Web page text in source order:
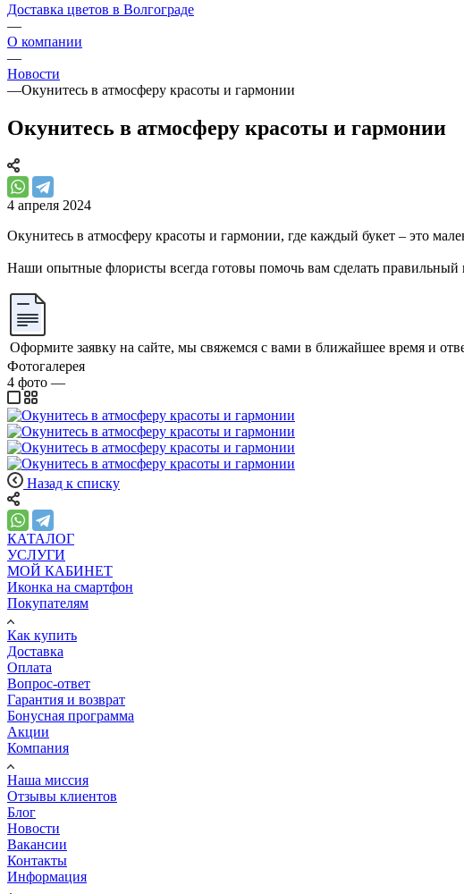
Доставка цветов в Волгограде
—
О компании
—
Новости
—Окунитесь в атмосферу красоты и гармонии
Окунитесь в атмосферу красоты и гармонии
4 апреля 2024
Окунитесь в атмосферу красоты и гармонии, где каждый букет – это
Наши опытные флористы всегда готовы помочь вам сделать
Оформите заявку на сайте, мы свяжемся с вами в ближайшее время и
Фотогалерея
4 фото —
Назад к списку
КАТАЛОГ
УСЛУГИ
МОЙ КАБИНЕТ
Иконка на смартфон
Покупателям
Как купить
Доставка
Оплата
Вопрос-ответ
Гарантия и возврат
Бонусная программа
Акции
Компания
Наша миссия
Отзывы клиентов
Блог
Новости
Вакансии
Контакты
Информация